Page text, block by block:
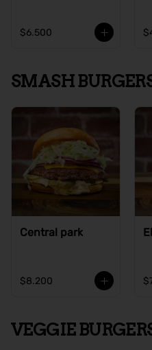
$6.500
SMASH
Central park
$8.200
VEGGIE